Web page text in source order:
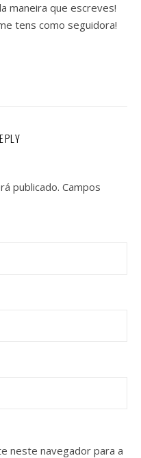
maneira que escreves!
tens como seguidora!
publicado. Campos
neste navegador para a